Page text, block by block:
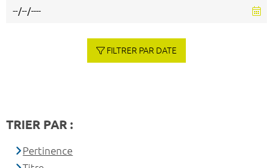
FILTRER PAR DATE
TRIER PAR :
Pertinence